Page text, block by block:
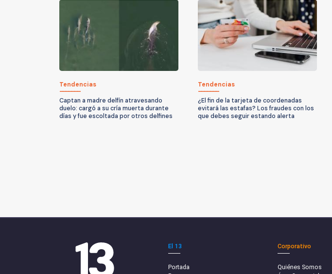
Tendencias
Captan a madre delfín atravesando
duelo: cargó a su cría muerta durante
días y fue escoltada por otros delfines
Tendencias
¿El fin de la tarjeta de coordenadas
evitará las estafas? Los fraudes con los
que debes seguir estando alerta
El 13
Portada
Corporativo
Quiénes Somos